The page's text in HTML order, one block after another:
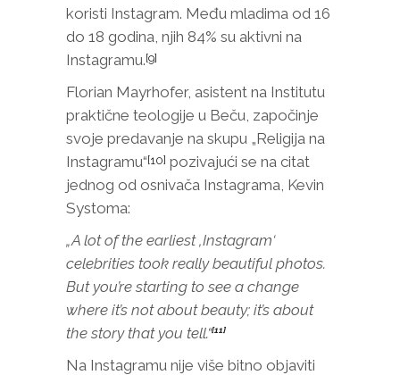
koristi Instagram. Među mladima od 16
do 18 godina, njih 84% su aktivni na
Instagramu.[9]
Florian Mayrhofer, asistent na Institutu
praktične teologije u Beču, započinje
svoje predavanje na skupu „Religija na
Instagramu“[10] pozivajući se na citat
jednog od osnivača Instagrama, Kevin
Systoma:
„A lot of the earliest ‚Instagram‘
celebrities took really beautiful photos.
But you’re starting to see a change
where it’s not about beauty; it’s about
the story that you tell.“[11]
Na Instagramu nije više bitno objaviti